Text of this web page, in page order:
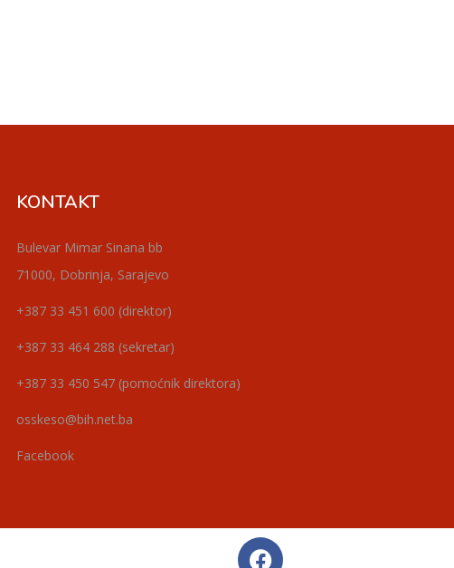
KONTAKT
Bulevar Mimar Sinana bb
71000, Dobrinja, Sarajevo
+387 33 451 600 (direktor)
+387 33 464 288 (sekretar)
+387 33 450 547 (pomoćnik direktora)
osskeso@bih.net.ba
Facebook